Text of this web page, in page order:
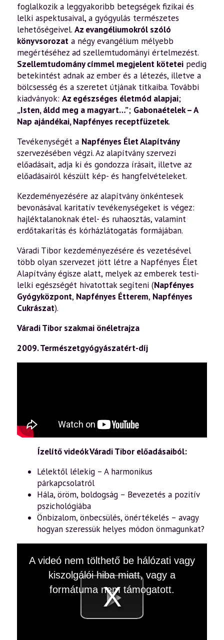
foglalkozik a leggyakoribb betegségek fizikai és
lelki aspektusaival, a gyógyulás természetes
lehetőségeivel. Az evangéliumokról szóló
könyvsorozat a négy evangélium mélyebb
megértéséhez ad szellemtudományi értelmezést.
Szellemtudomány címmel megjelent kötetei pedig
betekintést adnak az ember és a létezés, illetve a
bölcsesség és a szeretet útjának titkaiba. További
kiadványok: Az egészséges életmód alapjai;
„Isten, áldd meg a magyart…”; Gabonaételek – A
Nap ajándékai,Napfényes receptfüzetek.
Tevékenységét a Napfényes Élet Alapítvány
szervezésében végzi. Az alapítvány szervezi
előadásait, adja ki és gondozza írásait, illetve az
előadásairól készült kép- és hangfelvételeket.
Kezdeményezésére az alapítvány önkéntesek
bevonásával karitatív tevékenységeket is végez:
hajléktalanoknak étel- és ruhaosztás, valamint
erdőtakarítás és kórházlátogatás formájában.
Váradi Tibor kezdeményezésére és vezetésével
több olyan szervezet jött létre a Napfényes Élet
Alapítvány égisze alatt, melyek az emberek testi-
lelki egészségét hivatottak segíteni (Napfényes
Gyógyközpont, Napfényes Étterem, Napfényes
Cukrászat).
Váradi Tibor szakmai önéletrajza
2009. Természetgyógyászatért-díj
Ízelítő videók Váradi Tibor előadásaiból:
Lélektől lélekig – A harmonikus
párkapcsolatról
Hála, öröm, boldogság – Bevezetés a pozitív
pszichológiába
Önbizalom, önbecsülés, önértékelés – avagy
hogyan szeressük helyes módon önmagunkat?
Videó
A videó nem tölthető be hálózati vagy
kiszolgálói hiba miatt, vagy a
formátuma nem támogatott.